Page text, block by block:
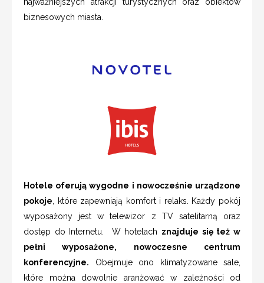
biznesowych miasta.
Hotele oferują wygodne i nowocześnie urządzone
pokoje , które zapewniają komfort i relaks. Każdy pokój
wyposażony jest w telewizor z TV satelitarną oraz
dostęp do Internetu. W hotelach znajduje się też w
pełni wyposażone, nowoczesne centrum
konferencyjne. Obejmuje ono klimatyzowane sale,
które można dowolnie aranżować w zależności od